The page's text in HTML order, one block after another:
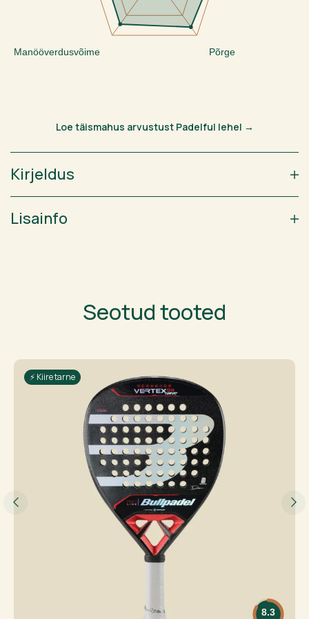
Põrge
Manööverdusvõime
Loe täismahus arvustust Padelful lehel →
Kirjeldus
Lisainfo
Seotud tooted
8.3
⚡ Kiire tarne